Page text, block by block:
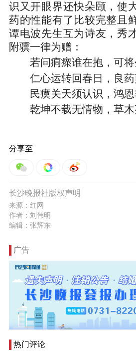
识又开眼界还快朵颐，使
药的性能有了比较完整且
谭电波先生互为诗友，秀
附骥一律为赠：
若问痌瘝谁在抱，可将
仁心运转回春日，良药
民瘼关天须认识，鸿恩
乾坤不载无情物，草木
分享至
长沙晚报社版权声明
来源：红网
作者：刘伟明
编辑：张辉东
广告
热门评论